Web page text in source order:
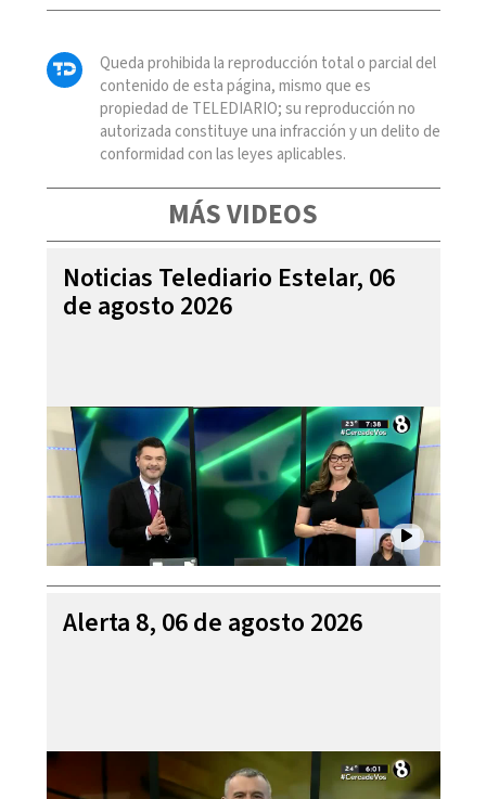
Queda prohibida la reproducción total o parcial del
contenido de esta página, mismo que es
propiedad de TELEDIARIO; su reproducción no
autorizada constituye una infracción y un delito de
conformidad con las leyes aplicables.
MÁS VIDEOS
Noticias Telediario Estelar, 06
de agosto 2026
Alerta 8, 06 de agosto 2026